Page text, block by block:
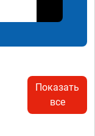
Показать
все